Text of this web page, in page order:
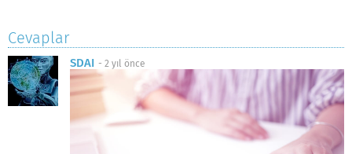
Cevaplar
SDAI - 2 yıl önce